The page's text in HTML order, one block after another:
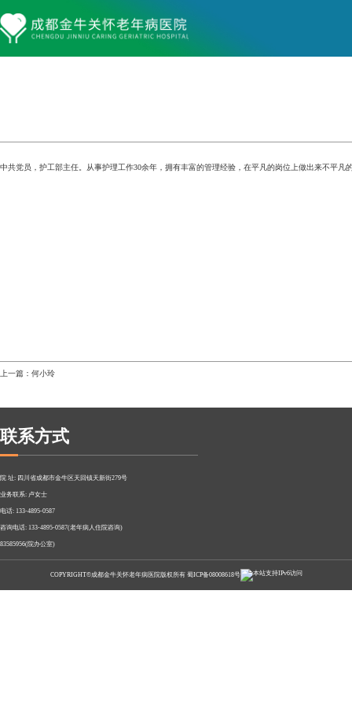
中共党员，护工部主任。从事护理工作30余年，拥有丰富的管理经验，在平凡的岗位上做出来不平凡
上一篇：何小玲
联系方式
院 址: 四川省成都市金牛区天回镇天新街279号
业务联系: 卢女士
电话: 133-4895-0587
咨询电话: 133-4895-0587(老年病人住院咨询)
83585956(院办公室)
COPYRIGHT©成都金牛关怀老年病医院版权所有 蜀ICP备08008618号